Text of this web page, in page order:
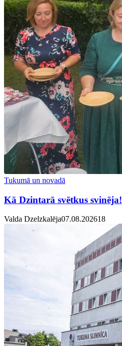
Tukumā un novadā
Kā Dzintarā svētkus svinēja!
Valda Dzelzkalēja07.08.202618